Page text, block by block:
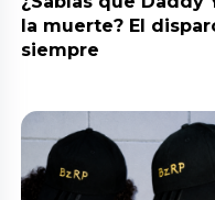
la muerte? El
siempre